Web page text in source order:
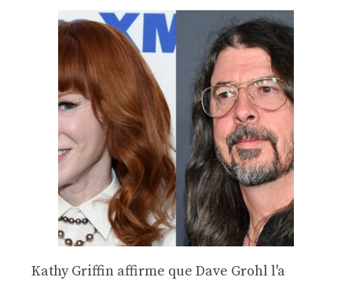
Kathy Griffin affirme que Dave Grohl l'a